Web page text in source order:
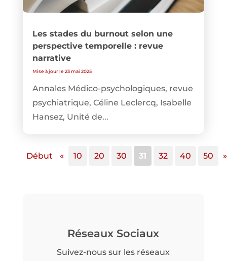
Les stades du burnout selon une
perspective temporelle : revue
narrative
Mise à jour le 23 mai 2025
Annales Médico-psychologiques, revue
psychiatrique, Céline Leclercq, Isabelle
Hansez, Unité de...
Début « 10 20 30 31 32 40 50 »
Réseaux Sociaux
Suivez-nous sur les réseaux